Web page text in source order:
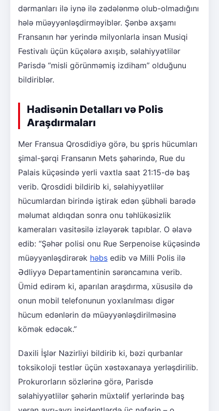
dərmanları ilə iynə ilə zədələnmə olub-olmadığını
hələ müəyyənləşdirməyiblər. Şənbə axşamı
Fransanın hər yerində milyonlarla insan Musiqi
Festivalı üçün küçələrə axışıb, səlahiyyətlilər
Parisdə “misli görünməmiş izdiham” olduğunu
bildiriblər.
Hadisənin Detalları və Polis
Araşdırmaları
Mer Fransua Qrosdidiyə görə, bu şpris hücumları
şimal-şərqi Fransanın Mets şəhərində, Rue du
Palais küçəsində yerli vaxtla saat 21:15-də baş
verib. Qrosdidi bildirib ki, səlahiyyətlilər
hücumlardan birində iştirak edən şübhəli barədə
məlumat aldıqdan sonra onu təhlükəsizlik
kameraları vasitəsilə izləyərək tapıblar. O əlavə
edib: “Şəhər polisi onu Rue Serpenoise küçəsində
müəyyənləşdirərək həbs edib və Milli Polis ilə
Ədliyyə Departamentinin sərəncamına verib.
Ümid edirəm ki, aparılan araşdırma, xüsusilə də
onun mobil telefonunun yoxlanılması digər
hücum edənlərin də müəyyənləşdirilməsinə
kömək edəcək.”
Daxili İşlər Nazirliyi bildirib ki, bəzi qurbanlar
toksikoloji testlər üçün xəstəxanaya yerləşdirilib.
Prokurorların sözlərinə görə, Parisdə
səlahiyyətlilər şəhərin müxtəlif yerlərində baş